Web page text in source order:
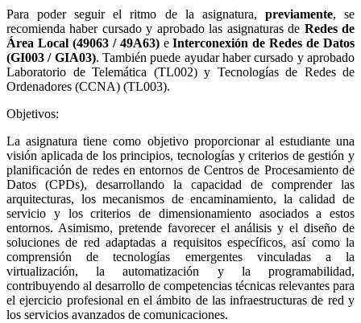
Para poder seguir el ritmo de la asignatura, previamente, se
recomienda haber cursado y aprobado las asignaturas de Redes de
Área Local (49063 / 49A63)eInterconexión de Redes de Datos
(GI003 / GIA03). También puede ayudar haber cursado y aprobado
Laboratorio de Telemática (TL002) y Tecnologías de Redes de
Ordenadores (CCNA) (TL003).
Objetivos:
La asignatura tiene como objetivo proporcionar al estudiante una
visión aplicada de los principios, tecnologías y criterios de gestión y
planificación de redes en entornos de Centros de Procesamiento de
Datos (CPDs), desarrollando la capacidad de comprender las
arquitecturas, los mecanismos de encaminamiento, la calidad de
servicio y los criterios de dimensionamiento asociados a estos
entornos. Asimismo, pretende favorecer el análisis y el diseño de
soluciones de red adaptadas a requisitos específicos, así como la
comprensión de tecnologías emergentes vinculadas a la
virtualización, la automatización y la programabilidad,
contribuyendo al desarrollo de competencias técnicas relevantes para
el ejercicio profesional en el ámbito de las infraestructuras de red y
los servicios avanzados de comunicaciones.